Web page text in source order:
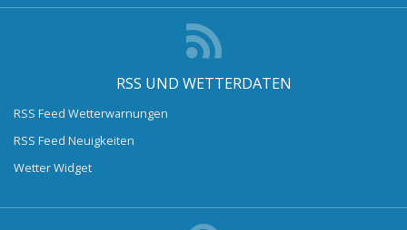
RSS UND WETTERDATEN
RSS Feed Wetterwarnungen
RSS Feed Neuigkeiten
Wetter Widget